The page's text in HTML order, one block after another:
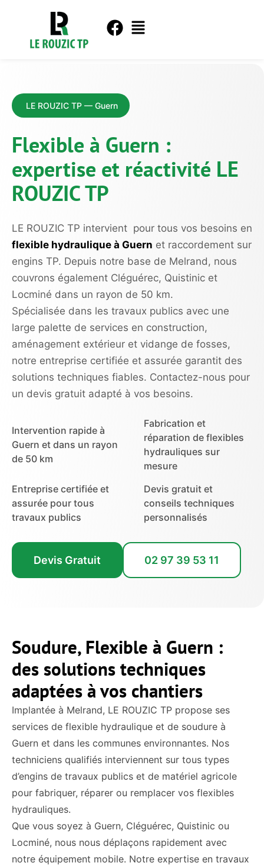
LE ROUZIC TP — Guern
Flexible à Guern :
expertise et réactivité LE
ROUZIC TP
LE ROUZIC TP intervient pour tous vos besoins en
flexible hydraulique à Guern et raccordement sur
engins TP. Depuis notre base de Melrand, nous
couvrons également Cléguérec, Quistinic et
Locminé dans un rayon de 50 km.
Spécialisée dans les travaux publics avec une
large palette de services en construction,
aménagement extérieur et vidange de fosses,
notre entreprise certifiée et assurée garantit des
solutions techniques fiables. Contactez-nous pour
un devis gratuit adapté à vos besoins.
Intervention rapide à
Guern et dans un rayon
de 50 km
Fabrication et
réparation de flexibles
hydrauliques sur
mesure
Entreprise certifiée et
assurée pour tous
travaux publics
Devis gratuit et
conseils techniques
personnalisés
Devis Gratuit 02 97 39 53 11
Soudure, Flexible à Guern :
des solutions techniques
adaptées à vos chantiers
Implantée à Melrand, LE ROUZIC TP propose ses
services de flexible hydraulique et de soudure à
Guern et dans les communes environnantes. Nos
techniciens qualifiés interviennent sur tous types
d’engins de travaux publics et de matériel agricole
pour fabriquer, réparer ou remplacer vos flexibles
hydrauliques.
Que vous soyez à Guern, Cléguérec, Quistinic ou
Locminé, nous nous déplaçons rapidement avec
notre équipement mobile. Notre expertise en travaux